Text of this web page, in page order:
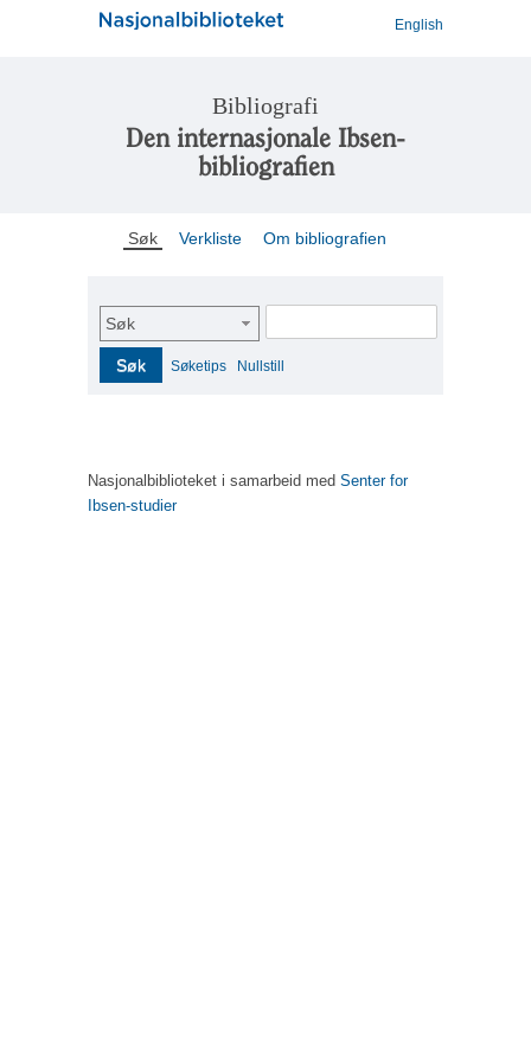
English
Bibliografi
Den internasjonale Ibsen-
bibliografien
Søk Verkliste Om bibliografien
Søk
Søk Søketips Nullstill
Nasjonalbiblioteket i samarbeid med Senter for
Ibsen-studier